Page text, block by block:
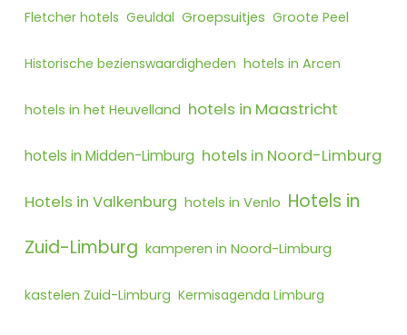
Fletcher hotels Geuldal Groepsuitjes Groote Peel
Historische bezienswaardigheden hotels in Arcen
hotels in het Heuvelland hotels in Maastricht
hotels in Midden-Limburg hotels in Noord-Limburg
Hotels in Valkenburg hotels in Venlo Hotels in
Zuid-Limburg kamperen in Noord-Limburg
kastelen Zuid-Limburg Kermisagenda Limburg